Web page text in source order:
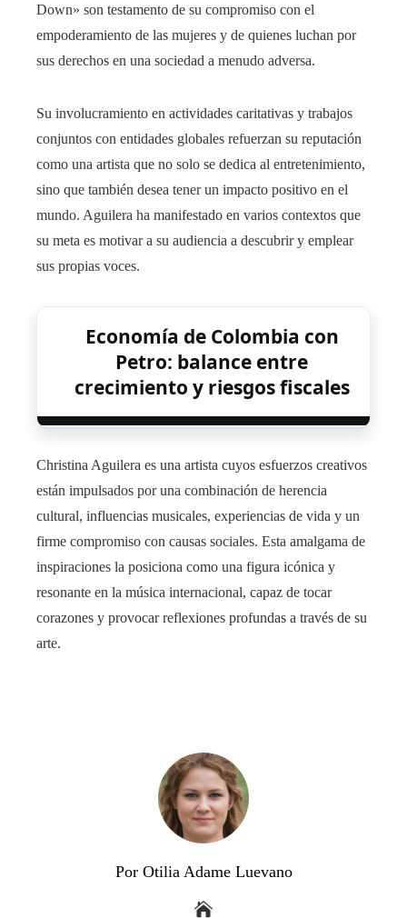
Down» son testamento de su compromiso con el
empoderamiento de las mujeres y de quienes luchan por
sus derechos en una sociedad a menudo adversa.
Su involucramiento en actividades caritativas y trabajos
conjuntos con entidades globales refuerzan su reputación
como una artista que no solo se dedica al entretenimiento,
sino que también desea tener un impacto positivo en el
mundo. Aguilera ha manifestado en varios contextos que
su meta es motivar a su audiencia a descubrir y emplear
sus propias voces.
Economía de Colombia con
Petro: balance entre
crecimiento y riesgos fiscales
Christina Aguilera es una artista cuyos esfuerzos creativos
están impulsados por una combinación de herencia
cultural, influencias musicales, experiencias de vida y un
firme compromiso con causas sociales. Esta amalgama de
inspiraciones la posiciona como una figura icónica y
resonante en la música internacional, capaz de tocar
corazones y provocar reflexiones profundas a través de su
arte.
Por Otilia Adame Luevano